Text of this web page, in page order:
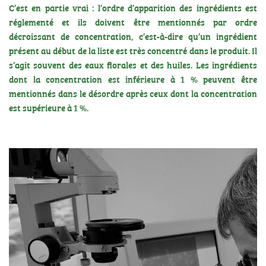
C’est en partie vrai : l’ordre d’apparition des ingrédients est
réglementé et ils doivent être mentionnés par ordre
décroissant de concentration, c’est-à-dire qu’un ingrédient
présent au début de la liste est très concentré dans le produit. Il
s’agit souvent des eaux florales et des huiles. Les ingrédients
dont la concentration est inférieure à 1 % peuvent être
mentionnés dans le désordre après ceux dont la concentration
est supérieure à 1 %.